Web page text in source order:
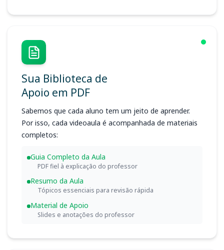
Sua Biblioteca de
Apoio em PDF
Sabemos que cada aluno tem um jeito de aprender.
Por isso, cada videoaula é acompanhada de materiais
completos:
Guia Completo da Aula
PDF fiel à explicação do professor
Resumo da Aula
Tópicos essenciais para revisão rápida
Material de Apoio
Slides e anotações do professor